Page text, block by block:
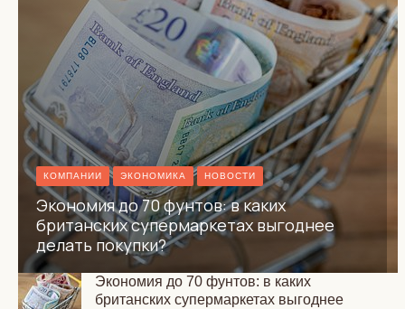
КОМПАНИИ ЭКОНОМИКА НОВОСТИ
Экономия до 70 фунтов: в каких
британских супермаркетах выгоднее
делать покупки?
Экономия до 70 фунтов: в каких
британских супермаркетах выгоднее